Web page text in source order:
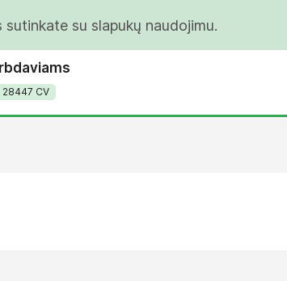
su slapukų naudojimu.
28447 CV